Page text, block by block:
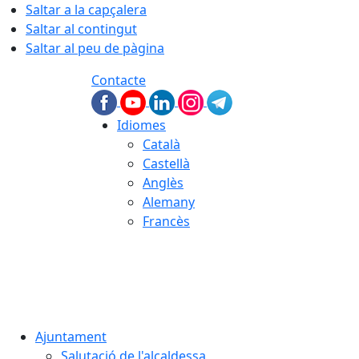
Saltar a la capçalera
Saltar al contingut
Saltar al peu de pàgina
Contacte
Idiomes
Català
Castellà
Anglès
Alemany
Francès
Ajuntament